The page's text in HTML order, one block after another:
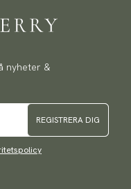
nyheter &
REGISTRERA DIG